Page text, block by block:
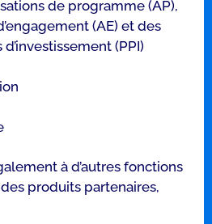
de programme (AP),
(AE) et des
(PPI)
à d’autres fonctions
produits partenaires,